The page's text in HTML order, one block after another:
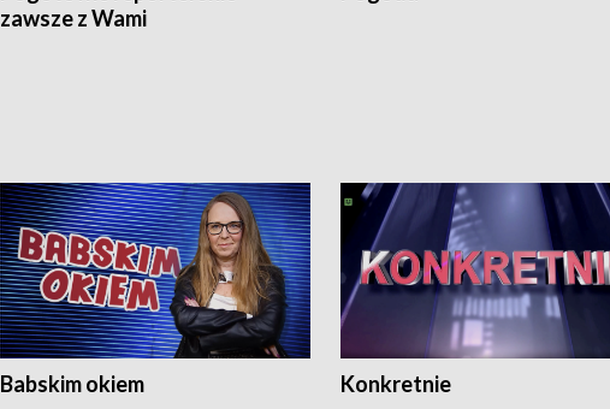
zawsze z Wami
Babskim okiem Konkretnie